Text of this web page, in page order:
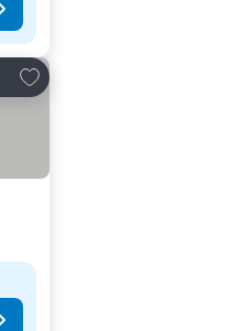
Lisää suosikkeihin